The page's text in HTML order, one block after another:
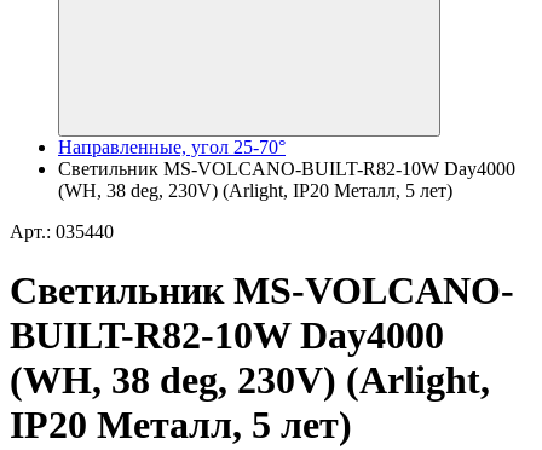
Направленные, угол 25-70°
Светильник MS-VOLCANO-BUILT-R82-10W Day4000
(WH, 38 deg, 230V) (Arlight, IP20 Металл, 5 лет)
Арт.: 035440
Светильник MS-VOLCANO-
BUILT-R82-10W Day4000
(WH, 38 deg, 230V) (Arlight,
IP20 Металл, 5 лет)